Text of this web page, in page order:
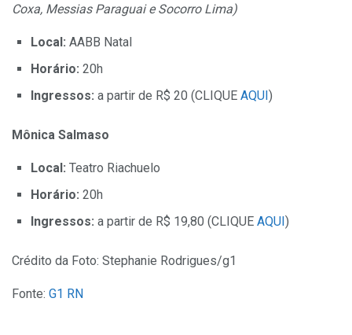
Coxa, Messias Paraguai e Socorro Lima)
Local: AABB Natal
Horário: 20h
Ingressos: a partir de R$ 20 (CLIQUE AQUI)
Mônica Salmaso
Local: Teatro Riachuelo
Horário: 20h
Ingressos: a partir de R$ 19,80 (CLIQUE AQUI)
Crédito da Foto: Stephanie Rodrigues/g1
Fonte: G1 RN